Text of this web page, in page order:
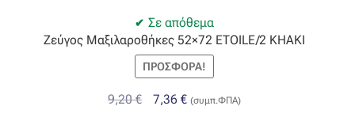
Σε απόθεμα
Ζεύγος Μαξιλαροθήκες 52×72 ETOILE/2 KHAKI
ΠΡΟΣΦΟΡΆ!
9,20€
Original
7,36 €Η(συμπ.ΦΠΑ)